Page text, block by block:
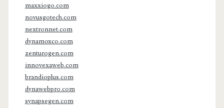
maxxiogo.com
novusgotech.com
nextronnet.com
dynamoxco.com
zenturogen.com
innovexaweb.com
brandioplus.com
dynawebpro.com
synapsegen.com